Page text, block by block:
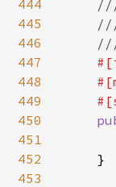
444
445
446
447
448
449
450
451
452
453
    }